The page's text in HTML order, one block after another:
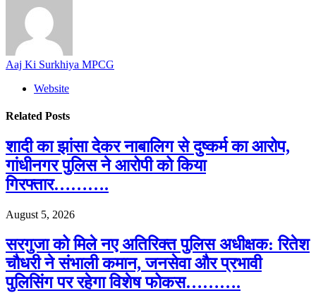
Aaj Ki Surkhiya MPCG
Website
Related Posts
शादी का झांसा देकर नाबालिग से दुष्कर्म का आरोप,
गांधीनगर पुलिस ने आरोपी को किया
गिरफ्तार……….
August 5, 2026
सरगुजा को मिले नए अतिरिक्त पुलिस अधीक्षक: रितेश
चौधरी ने संभाली कमान, जनसेवा और प्रभावी
पुलिसिंग पर रहेगा विशेष फोकस……….